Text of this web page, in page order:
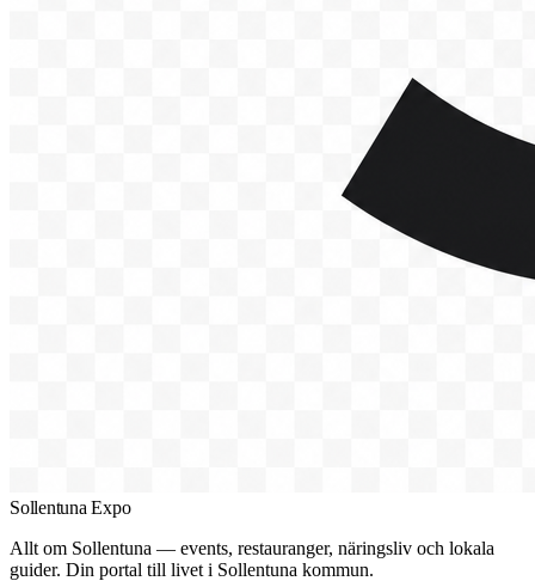
Sollentuna Expo
Allt om Sollentuna — events, restauranger, näringsliv och lokala
guider. Din portal till livet i Sollentuna kommun.